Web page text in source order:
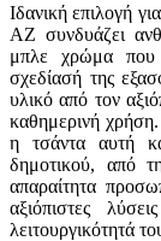
Ιδανική επιλογή
AZ συνδυάζει
μπλε χρώμα που
σχεδίασή της
υλικό από τον
καθημερινή
η τσάντα αυτή
δημοτικού, από
απαραίτητα
αξιόπιστες
λειτουργικότητά